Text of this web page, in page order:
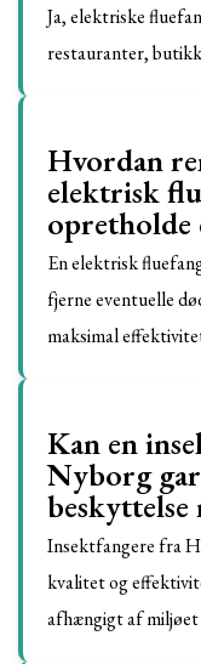
Ja, elektriske
restauranter,
Hvordan
elektrisk
opretholde
En elektrisk
fjerne eventuelle
maksimal
Kan en
Nyborg
beskyttelse
Insektfangere fra
kvalitet og
afhængigt af